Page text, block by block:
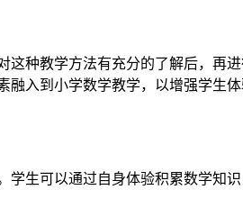
这种教学方法有充分的了解后，
入到小学数学教学，以增强学生
生可以通过自身体验积累数学知